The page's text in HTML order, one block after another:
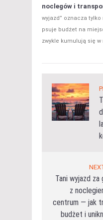
noclegów i
wyjazd” oznacza
psuje budżet na
zwykle kumulują się
Tani wyjazd za
z
centrum — jak
budżet i